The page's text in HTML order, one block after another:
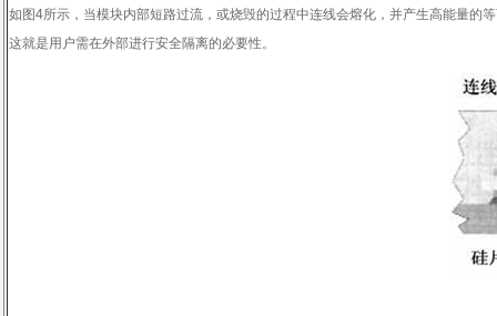
如图4所示，当模块内部短路过流，或烧毁的过程中连线会熔化，并产生高能量的
这就是用户需在外部进行安全隔离的必要性。